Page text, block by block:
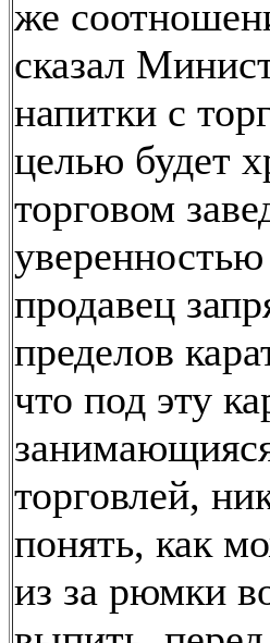
же
сказал
напитки с
целью будет
торговом
продавец
пределов
что под эту
торговлей,
понять, как
из за рюмки